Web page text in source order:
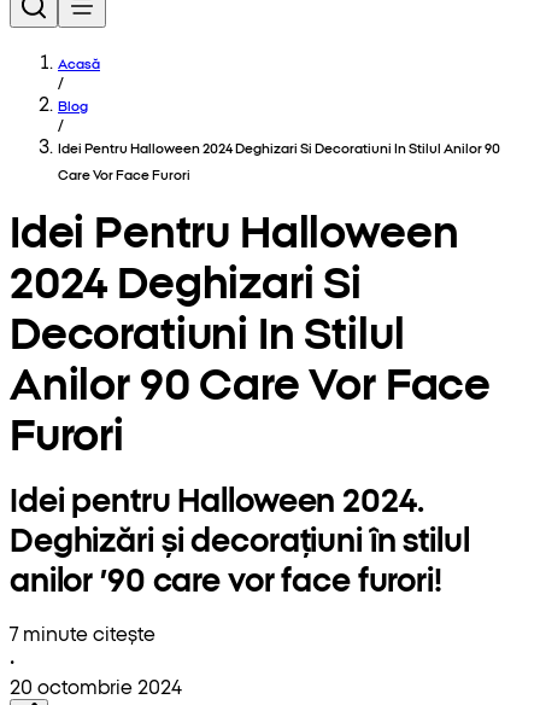
Acasă
/
Blog
/
Idei Pentru Halloween 2024 Deghizari Si Decoratiuni In Stilul Anilor 90
Care Vor Face Furori
Idei Pentru Halloween
2024 Deghizari Si
Decoratiuni In Stilul
Anilor 90 Care Vor Face
Furori
Idei pentru Halloween 2024.
Deghizări și decorațiuni în stilul
anilor ’90 care vor face furori!
7 minute citește
•
20 octombrie 2024